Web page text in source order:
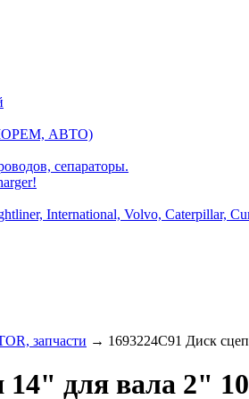
АВТО)
сепараторы.
International, Volvo, Caterpillar,
запчасти → 1693224C91 Диск
14" для вала 2"